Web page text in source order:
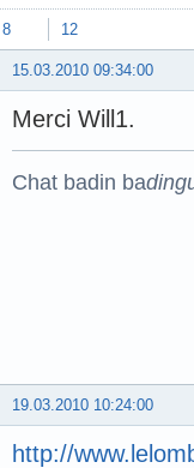
8 12
15.03.2010 09:34:00
Merci Will1.
Chat badin ba
19.03.2010 10:24:00
http://